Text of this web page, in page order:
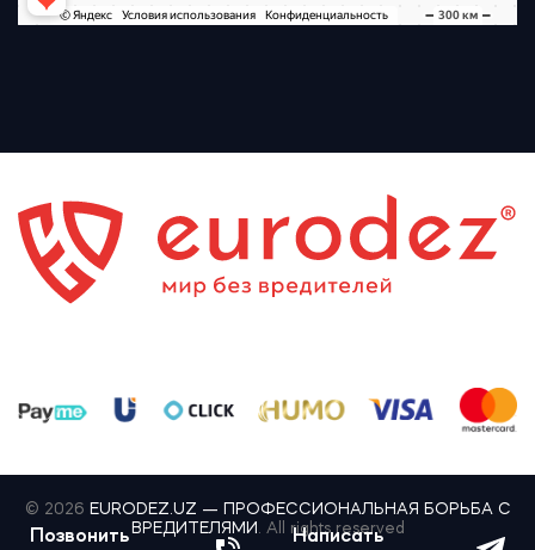
Позвонить Написать
© 2026 EURODEZ.UZ — ПРОФЕССИОНАЛЬНАЯ БОРЬБА С
ВРЕДИТЕЛЯМИ . All rights reserved